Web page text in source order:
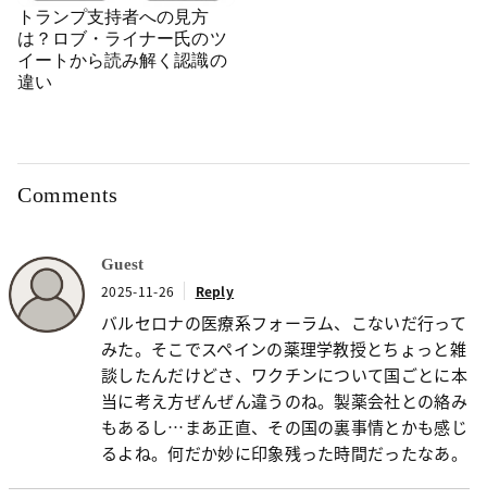
トランプ支持者への見方
は？ロブ・ライナー氏のツ
イートから読み解く認識の
違い
Comments
Guest
2025-11-26 Reply
バルセロナの医療系フォーラム、こないだ行って
みた。そこでスペインの薬理学教授とちょっと雑
談したんだけどさ、ワクチンについて国ごとに本
当に考え方ぜんぜん違うのね。製薬会社との絡み
もあるし…まあ正直、その国の裏事情とかも感じ
るよね。何だか妙に印象残った時間だったなあ。